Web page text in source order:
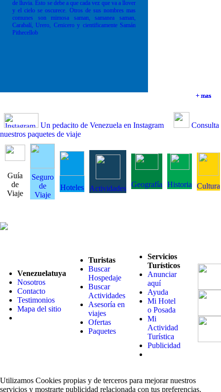
+ mas
+ mas
+ mas
de lluvia. Esto se debe a que cada vez que va a llover
y el cielo se oscurece. Otros de sus nombres mas
comunes son mimosa saman, samanea saman,
Carabalí, Urero, Cenicero y cientificamente Samán
Pithecellob
+ mas
Un pedacito de Venezuela en Instagram
Consulta
nuestros paquetes de viaje
Guía
de
Viaje
Seguro
de
Viaje
Hoteles Actividades Geografía Historia Cultura
Venezuelatuya
Nosotros
Contacto
Testimonios
Mapa del sitio
Turistas
Buscar
Hospedaje
Buscar
Actividades
Asesoría en
viajes
Ofertas
Paquetes
Servicios
Turísticos
Anunciar
aquí
Ayuda
Mi Hotel
o Posada
Mi
Actividad
Turística
Publicidad
Utilizamos Cookies propias y de terceros para mejorar nuestros
servicios y mostrarte publicidad relacionada con tus preferencias.